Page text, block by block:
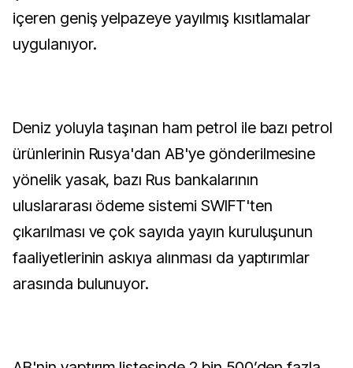
içeren geniş yelpazeye yayılmış kısıtlamalar
uygulanıyor.
Deniz yoluyla taşınan ham petrol ile bazı petrol
ürünlerinin Rusya'dan AB'ye gönderilmesine
yönelik yasak, bazı Rus bankalarının
uluslararası ödeme sistemi SWIFT'ten
çıkarılması ve çok sayıda yayın kuruluşunun
faaliyetlerinin askıya alınması da yaptırımlar
arasında bulunuyor.